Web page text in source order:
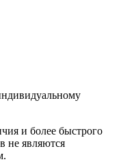
и более быстрого
не являются